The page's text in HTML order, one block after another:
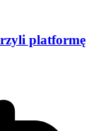
platformę